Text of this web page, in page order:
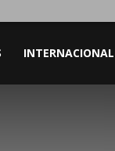
INTERNACIONAL